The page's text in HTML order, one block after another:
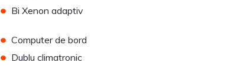
• Bi Xenon adaptiv
• Computer de bord
• Dublu climatronic